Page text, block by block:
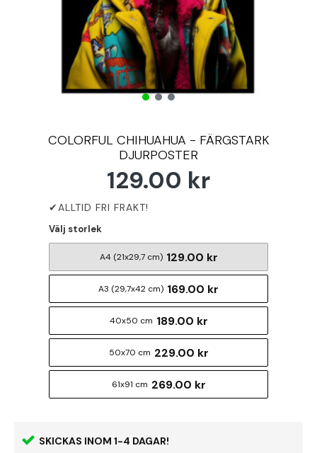
COLORFUL CHIHUAHUA - FÄRGSTARK
DJURPOSTER
SKICKAS INOM 1-4 DAGAR!
129.00 kr
Välj storlek
A4 (21x29,7 cm) 129.00 kr
A3 (29,7x42 cm) 169.00 kr
40x50 cm 189.00 kr
50x70 cm 229.00 kr
61x91 cm 269.00 kr